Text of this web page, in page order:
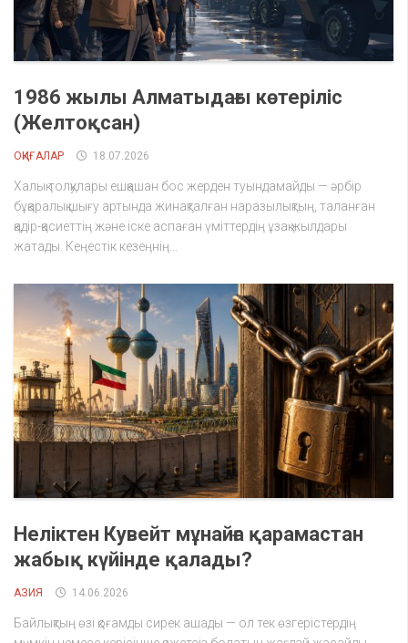
1986 жылы Алматыдағы көтеріліс
(Желтоқсан)
ОҚИҒАЛАР 18.07.2026
Халық толқулары ешқашан бос жерден туындамайды — әрбір
бұқаралық шығу артында жинақталған наразылықтың, таланған
қадір-қасиеттің және іске аспаған үміттердің ұзақ жылдары
жатады. Кеңестік кезеңнің...
Неліктен Кувейт мұнайға қарамастан
жабық күйінде қалады?
АЗИЯ 14.06.2026
Байлықтың өзі қоғамды сирек ашады — ол тек өзгерістердің